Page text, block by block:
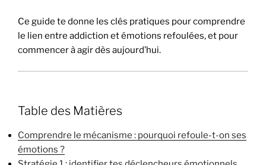
Ce guide te donne les clés pratiques pour comprendre
le lien entre addiction et émotions refoulées, et pour
commencer à agir dès aujourd’hui.
Table des Matières
Comprendre le mécanisme : pourquoi refoule-t-on ses
émotions ?